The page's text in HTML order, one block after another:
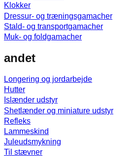
Klokker
Dressur- og træningsgamacher
Stald- og transportgamacher
Muk- og foldgamacher
andet
Longering og jordarbejde
Hutter
Islænder udstyr
Shetlænder og miniature udstyr
Refleks
Lammeskind
Juleudsmykning
Til stævner